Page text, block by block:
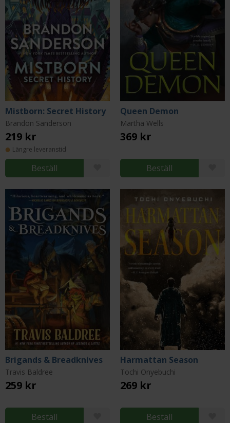
Mistborn: Secret History
Brandon Sanderson
219 kr
Längre leveranstid
Beställ
Queen Demon
Martha Wells
369 kr
Beställ
Brigands & Breadknives
Travis Baldree
259 kr
Beställ
Harmattan Season
Tochi Onyebuchi
269 kr
Beställ